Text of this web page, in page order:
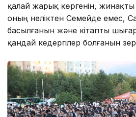
қалай жарық көргенін,
оның неліктен Семейде емес,
басылғанын және кітапты
қандай кедергілер болғанын